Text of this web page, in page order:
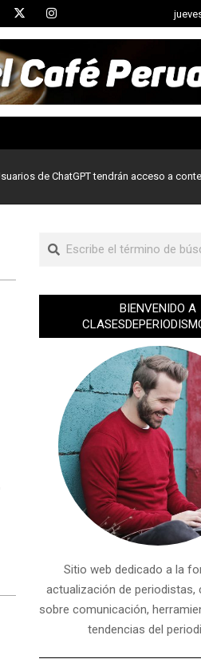
de ChatGPT tendrán acceso a
BIENVENIDO A
Sitio web dedicado a la
actualización de periodistas,
sobre comunicación,
tendencias del